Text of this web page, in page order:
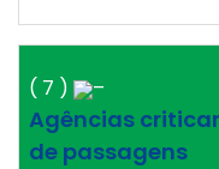
( 7 ) –
Agências
de passagens